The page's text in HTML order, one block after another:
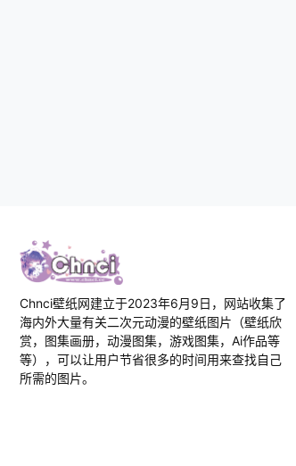
Chnci壁纸网建立于2023年6月9日，网站收集了
海内外大量有关二次元动漫的壁纸图片（壁纸欣
赏，图集画册，动漫图集，游戏图集，Ai作品等
等），可以让用户节省很多的时间用来查找自己
所需的图片。